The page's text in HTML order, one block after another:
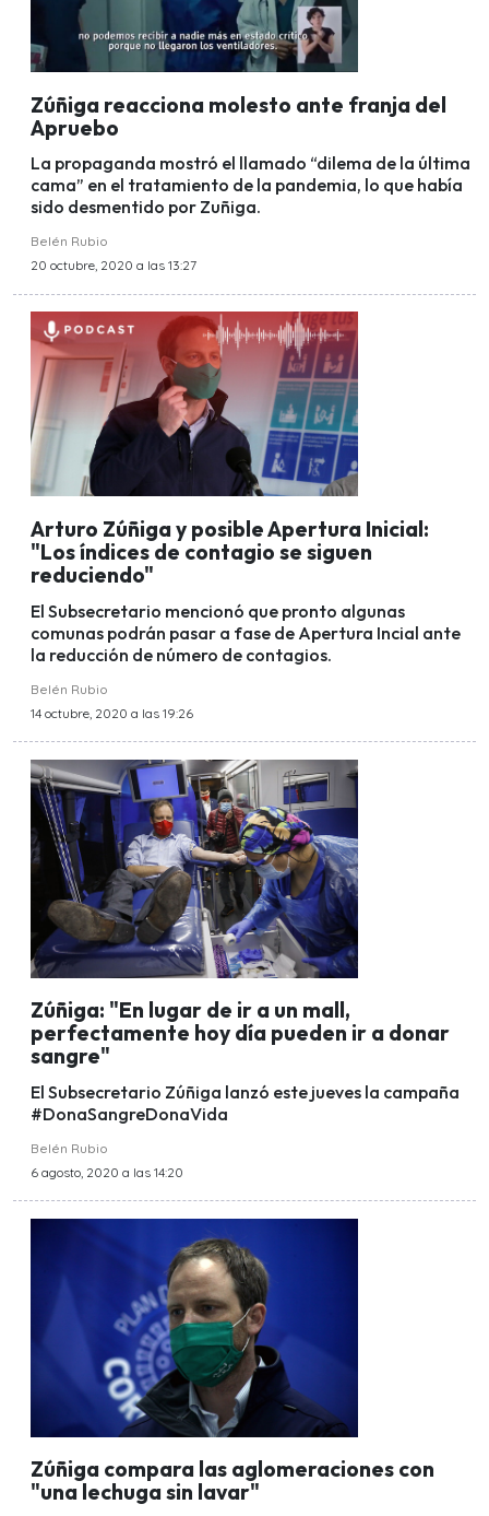
Zúñiga reacciona molesto ante franja del
Apruebo
La propaganda mostró el llamado “dilema de la última
cama” en el tratamiento de la pandemia, lo que había
sido desmentido por Zuñiga.
Belén Rubio
20 octubre, 2020 a las 13:27
Arturo Zúñiga y posible Apertura Inicial:
"Los índices de contagio se siguen
reduciendo"
El Subsecretario mencionó que pronto algunas
comunas podrán pasar a fase de Apertura Incial ante
la reducción de número de contagios.
Belén Rubio
14 octubre, 2020 a las 19:26
Zúñiga: "En lugar de ir a un mall,
perfectamente hoy día pueden ir a donar
sangre"
El Subsecretario Zúñiga lanzó este jueves la campaña
#DonaSangreDonaVida
Belén Rubio
6 agosto, 2020 a las 14:20
Zúñiga compara las aglomeraciones con
"una lechuga sin lavar"